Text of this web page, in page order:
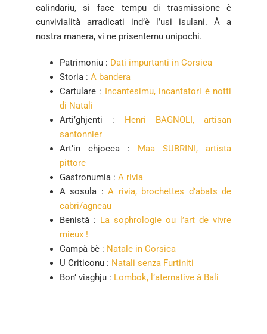
calindariu, si face tempu di trasmissione è
cunvivialità arradicati ind’è l’usi isulani. À a
nostra manera, vi ne prisentemu unipochi.
Patrimoniu : Dati impurtanti in Corsica
Storia : A bandera
Cartulare : Incantesimu, incantatori è notti
di Natali
Arti’ghjenti : Henri BAGNOLI, artisan
santonnier
Art’in chjocca : Maa SUBRINI, artista
pittore
Gastronumia : A rivia
A sosula :A rivia, brochettes d’abats de
cabri/agneau
Benistà : La sophrologie ou l’art de vivre
mieux !
Campà bè : Natale in Corsica
U Criticonu : Natali senza Furtiniti
Bon’ viaghju : Lombok, l’aternative à Bali